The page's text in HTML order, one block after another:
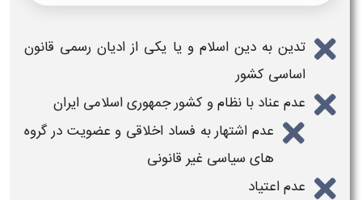
تدین به دین اسلام و یا یکی از ادیان رسمی قانون
اساسی کشور
عدم عناد با نظام و کشور جمهوری اسلامی ایران
عدم اشتهار به فساد اخلاقی و عضویت در گروه
های سیاسی غیر قانونی
عدم اعتیاد